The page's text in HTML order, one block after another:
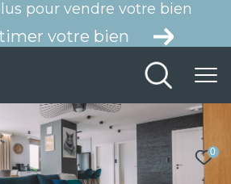
pour vendre votre bien
votre bien
0